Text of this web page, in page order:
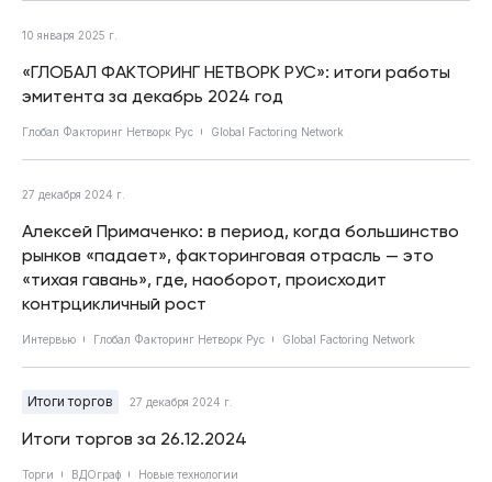
10 января 2025 г.
«ГЛОБАЛ ФАКТОРИНГ НЕТВОРК РУС»: итоги работы
эмитента за декабрь 2024 год
Глобал Факторинг Нетворк Рус Global Factoring Network
27 декабря 2024 г.
Алексей Примаченко: в период, когда большинство
рынков «падает», факторинговая отрасль — это
«тихая гавань», где, наоборот, происходит
контрцикличный рост
Интервью Глобал Факторинг Нетворк Рус Global Factoring Network
Итоги торгов 27 декабря 2024 г.
Итоги торгов за 26.12.2024
Торги ВДОграф Новые технологии